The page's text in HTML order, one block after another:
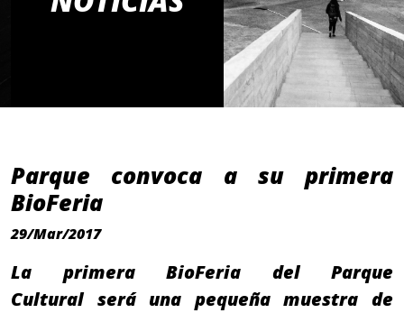
Parque convoca a su primera
BioFeria
29/Mar/2017
La primera BioFeria del Parque
Cultural será una pequeña muestra de